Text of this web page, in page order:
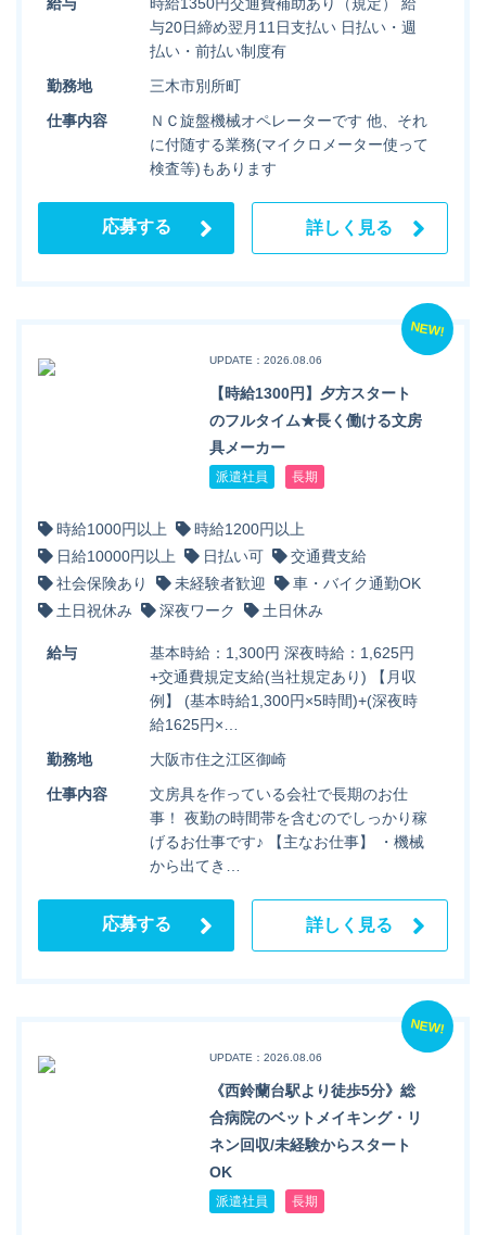
与20日締め翌月11日支払い 日払い・週
払い・前払い制度有
勤務地
三木市別所町
仕事内容
ＮＣ旋盤機械オペレーターです 他、それ
に付随する業務(マイクロメーター使って
検査等)もあります
応募する 詳しく見る
NEW!
UPDATE：2026.08.06
【時給1300円】夕方スタート
のフルタイム★長く働ける文房
具メーカー
派遣社員 長期
時給1000円以上
時給1200円以上
日給10000円以上
日払い可
交通費支給
社会保険あり
未経験者歓迎
車・バイク通勤OK
土日祝休み
深夜ワーク 土日休み
給与
基本時給：1,300円 深夜時給：1,625円
+交通費規定支給(当社規定あり) 【月収
例】 (基本時給1,300円×5時間)+(深夜時
給1625円×…
勤務地
大阪市住之江区御崎
仕事内容
文房具を作っている会社で長期のお仕
事！ 夜勤の時間帯を含むのでしっかり稼
げるお仕事です♪ 【主なお仕事】 ・機械
から出てき…
応募する 詳しく見る
NEW!
UPDATE：2026.08.06
《西鈴蘭台駅より徒歩5分》総
合病院のベットメイキング・リ
ネン回収/未経験からスタート
OK
派遣社員 長期